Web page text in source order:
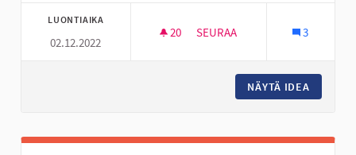
LUONTIAIKA
02.12.2022
20 20 SEURAAJAA
SEURAA 3
NÄYTÄ IDEA